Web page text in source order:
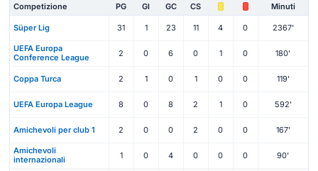
Competizione PG Gl GC CS Minuti
Süper Lig 31 1 23 11 4 0 2367'
UEFA Europa
Conference League
2 0 6 0 1 0 180'
Coppa Turca 2 1 0 1 0 0 119'
UEFA Europa League 8 0 8 2 1 0 592'
Amichevoli per club 1 2 0 0 2 0 0 167'
Amichevoli
internazionali
1 0 4 0 0 0 90'